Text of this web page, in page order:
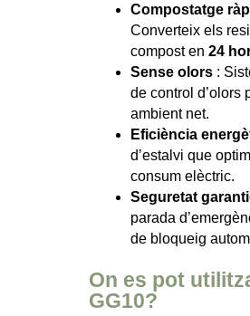
Compostatge
Converteix els
compost en24
Sense olors :
de control d’olors
ambient net.
Eficiència
d’estalvi que
consum elèctric.
Seguretat
parada
de bloqueig
On es pot
GG10?